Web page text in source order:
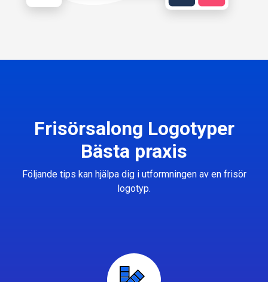
Frisörsalong Logotyper
Bästa praxis
Följande tips kan hjälpa dig i utformningen av en frisör
logotyp.